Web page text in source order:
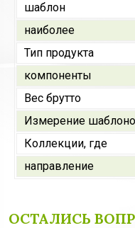
шаблон
наиболее
Тип продукта
компоненты
Вес брутто
Измерение
Коллекции, где
направление
ОСТАЛИСЬ